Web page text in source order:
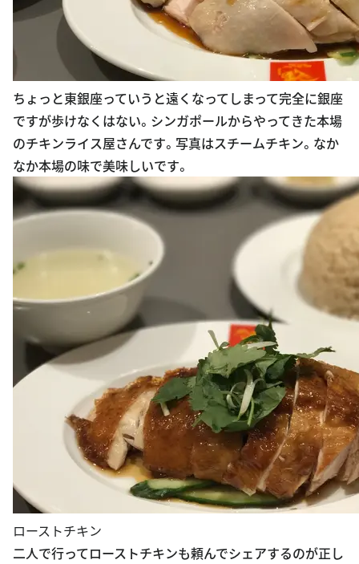
ちょっと東銀座っていうと遠くなってしまって完全に銀座
ですが歩けなくはない。シンガポールからやってきた本場
のチキンライス屋さんです。写真はスチームチキン。なか
なか本場の味で美味しいです。
ローストチキン
二人で行ってローストチキンも頼んでシェアするのが正し